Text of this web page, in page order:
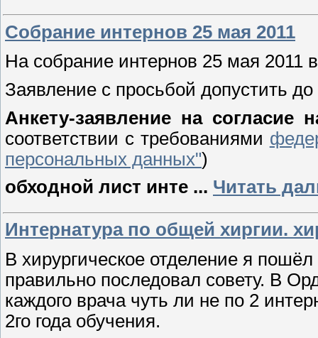
Собрание интернов 25 мая 2011
На собрание интернов 25 мая 2011
Заявление с просьбой допустить
Анкету-заявление на
соответствии с требованиями
персональных данных")
обходной лист инте ... Читать
Интернатура по общей хиргии.
В хирургическое отделение я
правильно последовал совету. В
каждого врача чуть ли не по 2
2го года обучения.